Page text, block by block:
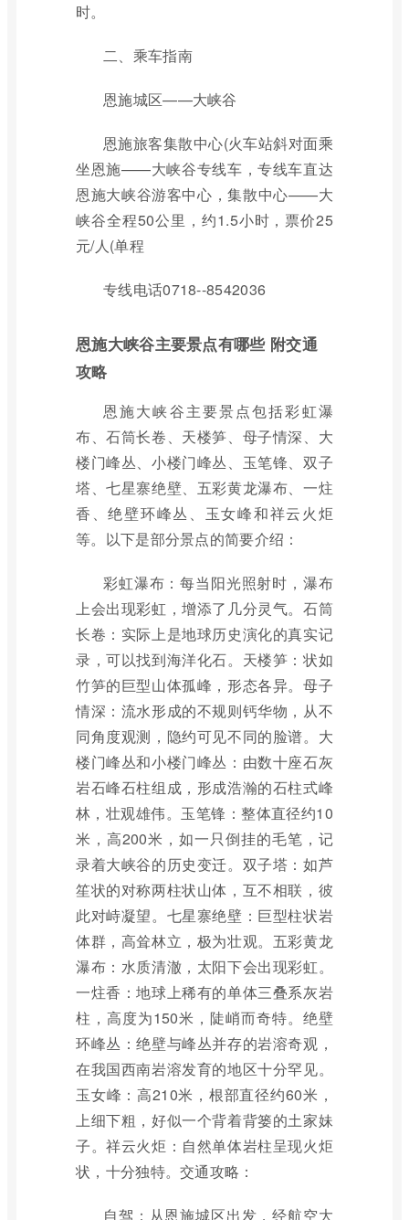
时。
二、乘车指南
恩施城区——大峡谷
恩施旅客集散中心(火车站斜对面乘
坐恩施——大峡谷专线车，专线车直达
恩施大峡谷游客中心，集散中心——大
峡谷全程50公里，约1.5小时，票价25
元/人(单程
专线电话0718--8542036
恩施大峡谷主要景点有哪些 附交通
攻略
恩施大峡谷主要景点包括彩虹瀑
布、石筒长卷、天楼笋、母子情深、大
楼门峰丛、小楼门峰丛、玉笔锋、双子
塔、七星寨绝壁、五彩黄龙瀑布、一炷
香、绝壁环峰丛、玉女峰和祥云火炬
等。以下是部分景点的简要介绍：
彩虹瀑布：每当阳光照射时，瀑布
上会出现彩虹，增添了几分灵气。石筒
长卷：实际上是地球历史演化的真实记
录，可以找到海洋化石。天楼笋：状如
竹笋的巨型山体孤峰，形态各异。母子
情深：流水形成的不规则钙华物，从不
同角度观测，隐约可见不同的脸谱。大
楼门峰丛和小楼门峰丛：由数十座石灰
岩石峰石柱组成，形成浩瀚的石柱式峰
林，壮观雄伟。玉笔锋：整体直径约10
米，高200米，如一只倒挂的毛笔，记
录着大峡谷的历史变迁。双子塔：如芦
笙状的对称两柱状山体，互不相联，彼
此对峙凝望。七星寨绝壁：巨型柱状岩
体群，高耸林立，极为壮观。五彩黄龙
瀑布：水质清澈，太阳下会出现彩虹。
一炷香：地球上稀有的单体三叠系灰岩
柱，高度为150米，陡峭而奇特。绝壁
环峰丛：绝壁与峰丛并存的岩溶奇观，
在我国西南岩溶发育的地区十分罕见。
玉女峰：高210米，根部直径约60米，
上细下粗，好似一个背着背篓的土家妹
子。祥云火炬：自然单体岩柱呈现火炬
状，十分独特。交通攻略：
自驾：从恩施城区出发，经航空大